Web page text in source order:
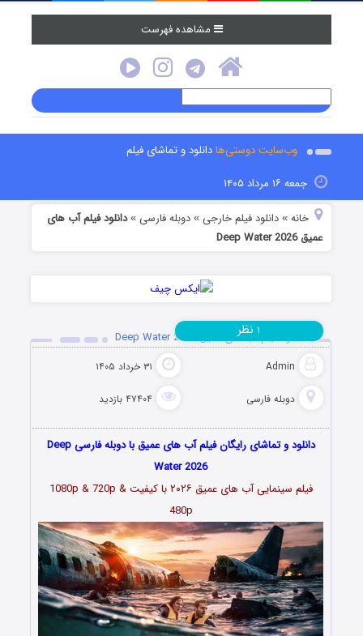
مشاهده فهرست
وب‌سایت دوستی‌هادانلود و تماشای فیلم
جمعه ۱۶ مرداد ۱۴۰۵
خانه »دانلود فیلم خارجی »دوبله فارسی »دانلود فیلم آب های
عمیق Deep Water 2026
دانلود فیلم آب های عمیق Deep Water 2026
Admin ۳۱ خرداد ۱۴۰۵
دوبله فارسی ۴۷۴۰۴ بازدید
۱ نظر
دانلود و تماشای رایگان فیلم آب های عمیق با دوبله فارسی Deep
Water 2026
فیلم سینمایی آب های عمیق ۲۰۲۶
با کیفیت 1080p & 720p &
480p